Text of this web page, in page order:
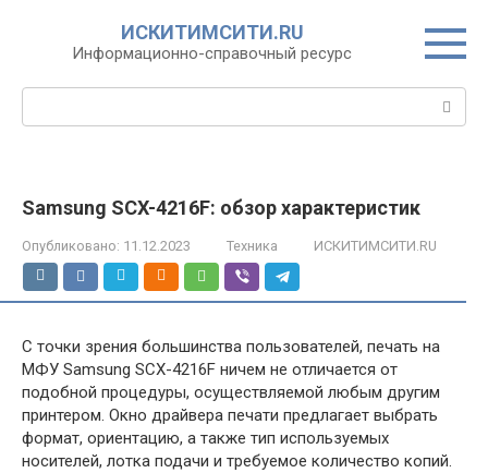
ИСКИТИМСИТИ.RU
Информационно-справочный ресурс
Samsung SCX-4216F: обзор характеристик
Опубликовано: 11.12.2023 Техника ИСКИТИМСИТИ.RU
С точки зрения большинства пользователей, печать на
МФУ Samsung SCX-4216F ничем не отличается от
подобной процедуры, осуществляемой любым другим
принтером. Окно драйвера печати предлагает выбрать
формат, ориентацию, а также тип используемых
носителей, лотка подачи и требуемое количество копий.